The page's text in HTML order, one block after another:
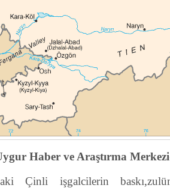
Haber ve Araştırma
Çinli işgalcilerin